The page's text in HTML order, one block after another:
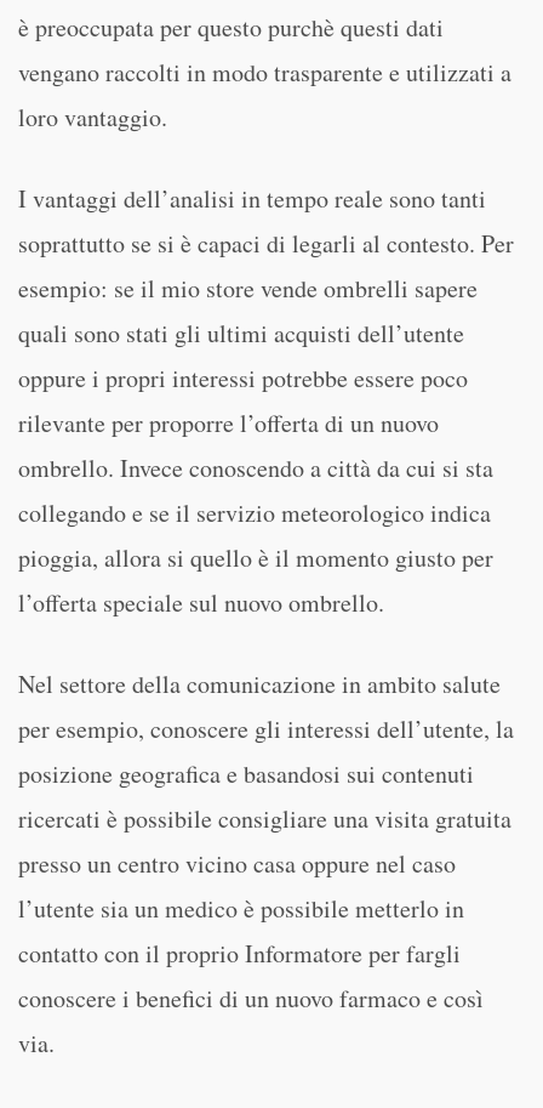
è preoccupata per questo purchè questi dati
vengano raccolti in modo trasparente e utilizzati a
loro vantaggio.
I vantaggi dell’analisi in tempo reale sono tanti
soprattutto se si è capaci di legarli al contesto. Per
esempio: se il mio store vende ombrelli sapere
quali sono stati gli ultimi acquisti dell’utente
oppure i propri interessi potrebbe essere poco
rilevante per proporre l’offerta di un nuovo
ombrello. Invece conoscendo a città da cui si sta
collegando e se il servizio meteorologico indica
pioggia, allora si quello è il momento giusto per
l’offerta speciale sul nuovo ombrello.
Nel settore della comunicazione in ambito salute
per esempio, conoscere gli interessi dell’utente, la
posizione geografica e basandosi sui contenuti
ricercati è possibile consigliare una visita gratuita
presso un centro vicino casa oppure nel caso
l’utente sia un medico è possibile metterlo in
contatto con il proprio Informatore per fargli
conoscere i benefici di un nuovo farmaco e così
via.